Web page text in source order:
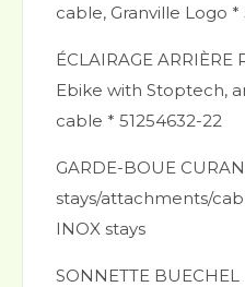
cable, Granville Logo *
ÉCLAIRAGE
Ebike with Stoptech,
cable * 51254632-22
GARDE-BOUE
stays/attachments/
INOX stays
SONNETTE